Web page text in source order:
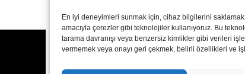
En iyi deneyimleri sunmak için, cihaz bilgilerini
amacıyla çerezler gibi teknolojiler kullanıyoruz. Bu
tarama davranışı veya benzersiz kimlikler gibi verileri
vermemek veya onayı geri çekmek, belirli özellikleri ve